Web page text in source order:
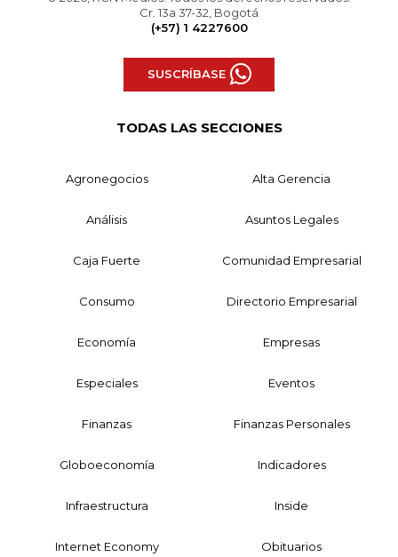
Cr. 13a 37-32, Bogotá
(+57) 1 4227600
SUSCRÍBASE
TODAS LAS SECCIONES
Agronegocios Alta Gerencia
Análisis Asuntos Legales
Caja Fuerte Comunidad Empresarial
Consumo Directorio Empresarial
Economía Empresas
Especiales Eventos
Finanzas Finanzas Personales
Globoeconomía Indicadores
Infraestructura Inside
Internet Economy Obituarios